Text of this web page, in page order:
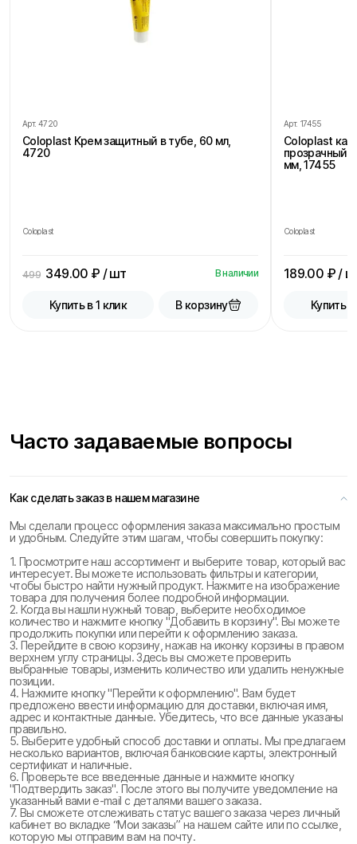
Арт. 4720
Coloplast Крем защитный в тубе, 60 мл,
4720
Coloplast
499 349.00 ₽ / шт В наличии
Купить в 1 клик В корзину
Арт. 17455
Coloplast
прозрачный,
мм, 17455
Coloplast
189.00 ₽ /
Купить в
Часто задаваемые вопросы
Как сделать заказ в нашем магазине
Мы сделали процесс оформления заказа максимально простым
и удобным. Следуйте этим шагам, чтобы совершить покупку:
1. Просмотрите наш ассортимент и выберите товар, который вас
интересует. Вы можете использовать фильтры и категории,
чтобы быстро найти нужный продукт. Нажмите на изображение
товара для получения более подробной информации.
2. Когда вы нашли нужный товар, выберите необходимое
количество и нажмите кнопку "Добавить в корзину". Вы можете
продолжить покупки или перейти к оформлению заказа.
3. Перейдите в свою корзину, нажав на иконку корзины в правом
верхнем углу страницы. Здесь вы сможете проверить
выбранные товары, изменить количество или удалить ненужные
позиции.
4. Нажмите кнопку "Перейти к оформлению". Вам будет
предложено ввести информацию для доставки, включая имя,
адрес и контактные данные. Убедитесь, что все данные указаны
правильно.
5. Выберите удобный способ доставки и оплаты. Мы предлагаем
несколько вариантов, включая банковские карты, электронный
сертификат и наличные.
6. Проверьте все введенные данные и нажмите кнопку
"Подтвердить заказ". После этого вы получите уведомление на
указанный вами e-mail с деталями вашего заказа.
7. Вы сможете отслеживать статус вашего заказа через личный
кабинет во вкладке “Мои заказы” на нашем сайте или по ссылке,
которую мы отправим вам на почту.